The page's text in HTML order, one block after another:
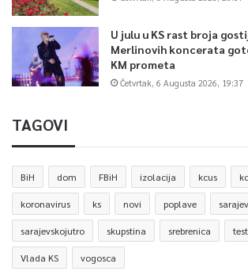
U julu u KS rast broja
Merlinovih koncerata
KM prometa
Četvrtak, 6 Augusta 2026, 19:37
TAGOVI
BiH dom FBiH izolacija kcus
koronavirus ks novi poplave
sarajevskojutro skupstina srebrenica test
Vlada KS vogosca